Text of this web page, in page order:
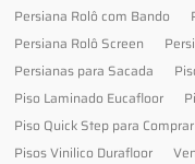
Persiana Rolô com Bando
Persiana Rolô Screen
Persianas para Sacada
Piso Laminado Eucafloor
Piso Quick Step para Comprar
Pisos Vinilico Durafloor